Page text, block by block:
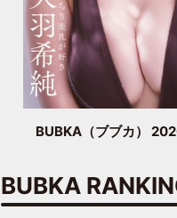
BUBKA（ブブカ）
BUBKA